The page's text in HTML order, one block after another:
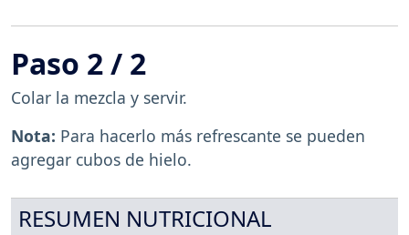
Paso 2 / 2
Colar la mezcla y servir.
Nota: Para hacerlo más refrescante se pueden
agregar cubos de hielo.
RESUMEN NUTRICIONAL